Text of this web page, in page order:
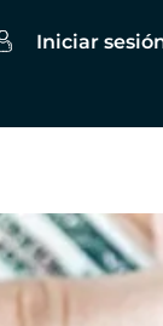
Iniciar